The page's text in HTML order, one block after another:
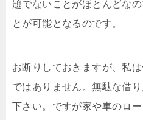
題でないことがほとんどな
とが可能となるのです。
お断りしておきますが、私
ではありません。無駄な借
下さい。ですが家や車のロ